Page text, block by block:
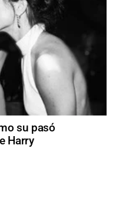
su pasó
Harry